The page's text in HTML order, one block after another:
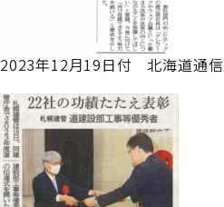
2023年12月19日付 北海道通信